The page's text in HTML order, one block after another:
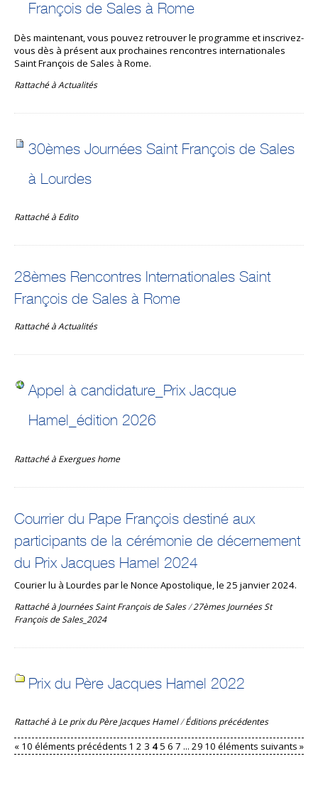
François de Sales à Rome
Dès maintenant, vous pouvez retrouver le programme et inscrivez-
vous dès à présent aux prochaines rencontres internationales
Saint François de Sales à Rome.
Rattaché àActualités
30èmes Journées Saint François de Sales
à Lourdes
Rattaché à Edito
28èmes Rencontres Internationales Saint
François de Sales à Rome
Rattaché àActualités
Appel à candidature_Prix Jacque
Hamel_édition 2026
Rattaché à Exergues home
Courrier du Pape François destiné aux
participants de la cérémonie de décernement
du Prix Jacques Hamel 2024
Courier lu à Lourdes par le Nonce Apostolique, le 25 janvier 2024.
Rattaché à Journées Saint François de Sales/27èmes Journées St
François de Sales_2024
Prix du Père Jacques Hamel 2022
Rattaché à Le prix du Père Jacques Hamel/Éditions précédentes
« 10 éléments précédents 10 éléments suivants »
1 2 3 4 5 6 7 ... 29